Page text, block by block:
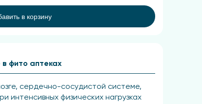
в корзину
сердечно-сосудистой системе,
интенсивных физических нагрузках
в фито аптеках